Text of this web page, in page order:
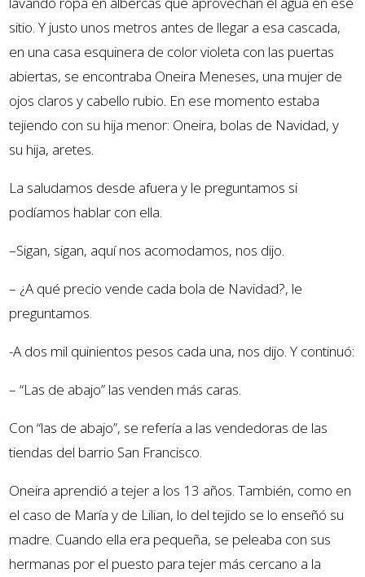
sitio. Y justo unos metros antes de llegar a esa cascada,
en una casa esquinera de color violeta con las puertas
abiertas, se encontraba Oneira Meneses, una mujer de
ojos claros y cabello rubio. En ese momento estaba
tejiendo con su hija menor: Oneira, bolas de Navidad, y
su hija, aretes.
La saludamos desde afuera y le preguntamos si
podíamos hablar con ella.
–Sigan, sigan, aquí nos acomodamos, nos dijo.
– ¿A qué precio vende cada bola de Navidad?, le
preguntamos.
-A dos mil quinientos pesos cada una, nos dijo. Y continuó:
– “Las de abajo” las venden más caras.
Con “las de abajo”, se refería a las vendedoras de las
tiendas del barrio San Francisco.
Oneira aprendió a tejer a los 13 años. También, como en
el caso de María y de Lilian, lo del tejido se lo enseñó su
madre. Cuando ella era pequeña, se peleaba con sus
hermanas por el puesto para tejer más cercano a la